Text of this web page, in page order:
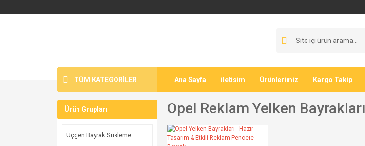
TÜM KATEGORİLER Ana Sayfa iletisim Ürünlerimiz Kargo Takip
Ürün Grupları
Üçgen Bayrak Süsleme
Opel Reklam Yelken Bayrakları